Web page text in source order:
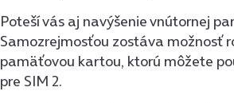
Poteší vás aj navýšenie vnútornej
Samozrejmosťou zostáva možnosť
pamäťovou kartou, ktorú môžete
pre SIM 2.